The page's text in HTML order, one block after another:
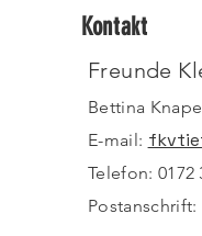
Kontakt
Freunde
Bettina Knape
E-mail:
Telefon: 0172
Postanschrift: